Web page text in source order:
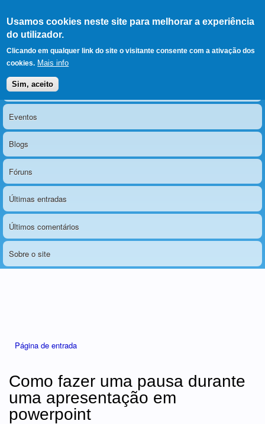
Usamos cookies neste site para melhorar a experiência
do utilizador.
Clicando em qualquer link do site o visitante consente com a ativação dos
cookies. Mais info
Sim, aceito
LERPARAVER , ir para a
página principal
O portal da visão diferente
Menu principal
Notícias
Eventos
Blogs
Fóruns
Últimas entradas
Últimos comentários
Sobre o site
Página de entrada
Como fazer uma pausa durante
uma apresentação em
powerpoint